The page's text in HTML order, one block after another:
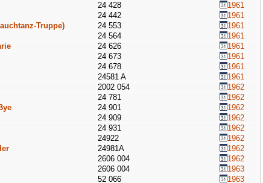
24 428
1961
24 442
1961
Truppe)
24 553
1961
24 564
1961
24 626
1961
24 673
1961
24 678
1961
24581 A
1961
2002 054
1962
24 781
1962
24 901
1962
24 909
1962
24 931
1962
24922
1962
24981A
1962
2606 004
1962
2606 004
1963
52 066 1963